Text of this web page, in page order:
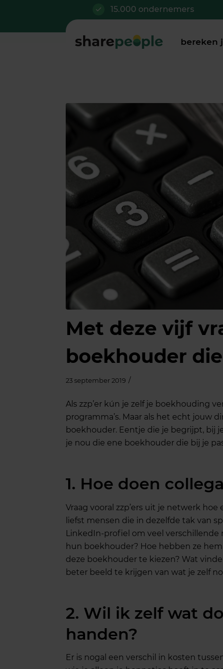
15.000 ondernemers
bereken
Met deze vijf
boekhouder
23 september 2019 /
Als zzp’er kún je zelf je boekhouding
programma’s. Maar als het echt jouw
boekhouder. Eentje die je begrijpt, bij
je nou die ene boekhouder die bij je
1. Hoe doen
Vraag vooral zzp’ers uit je netwerk
liefst mensen die in dezelfde tak van
LinkedIn-profiel om veel
hun boekhouder? Hoe hebben ze
deze boekhouder te kiezen? Wat
beter beeld te krijgen van wat je zelf
2. Wil ik zelf wat
handen?
Er is nogal een verschil in kosten